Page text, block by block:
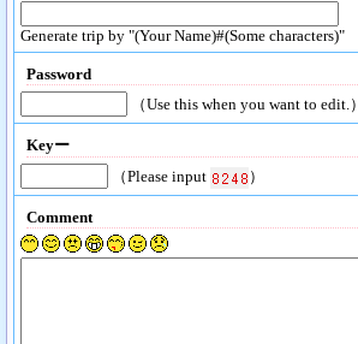
Generate trip by "(Your Name)#(Some characters)"
Password
（Use this when you want to edit.）
Keyー
（Please input
）
Comment